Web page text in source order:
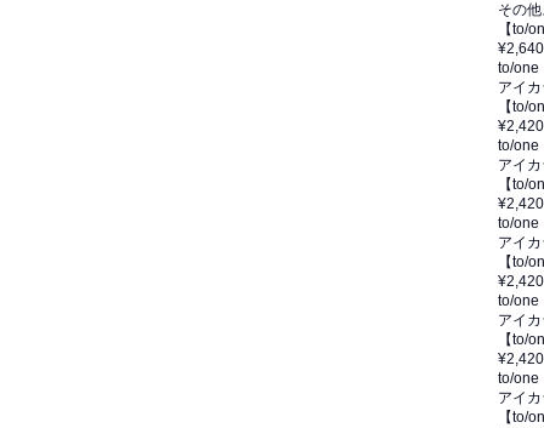
その
【to/
¥2,640
to/one
アイ
【to/
¥2,420
to/one
アイ
【to/
¥2,420
to/one
アイ
【to/
¥2,420
to/one
アイ
【to/
¥2,420
to/one
アイ
【to/